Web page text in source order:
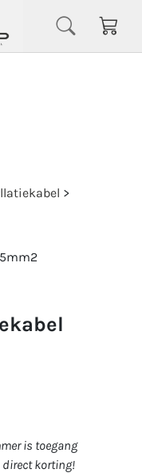
>
is toegang
direct korting!